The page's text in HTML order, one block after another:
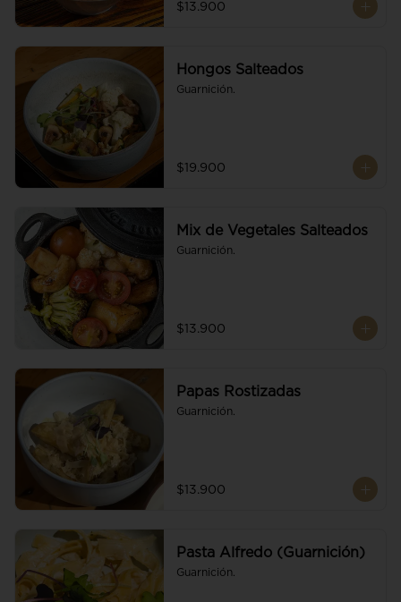
$13.900
Hongos Salteados
Guarnición.
$19.900
Mix de Vegetales Salteados
Guarnición.
$13.900
Papas Rostizadas
Guarnición.
$13.900
Pasta Alfredo (Guarnición)
Guarnición.